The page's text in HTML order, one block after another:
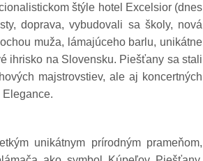
štýle hotel Excelsior (dnes
doprava, vybudovali sa školy, nová
muža, lámajúceho barlu, unikátne
ihrisko na Slovensku. Piešťany sa stali
majstrovstiev, ale aj koncertných
Elegance.
unikátnym prírodným prameňom,